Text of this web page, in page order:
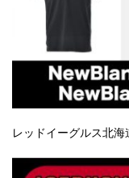
レッドイーグルス北海